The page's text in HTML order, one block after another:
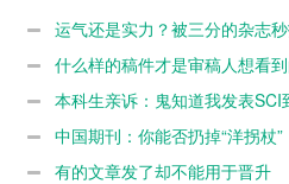
运气还是实力？被三分的杂志
什么样的稿件才是审稿人想看
本科生亲诉：鬼知道我发表SCI
中国期刊：你能否扔掉“洋拐杖”
有的文章发了却不能用于晋升